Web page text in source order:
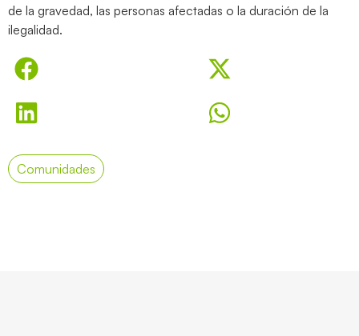
de la gravedad, las personas afectadas o la duración de la
ilegalidad.
Comunidades